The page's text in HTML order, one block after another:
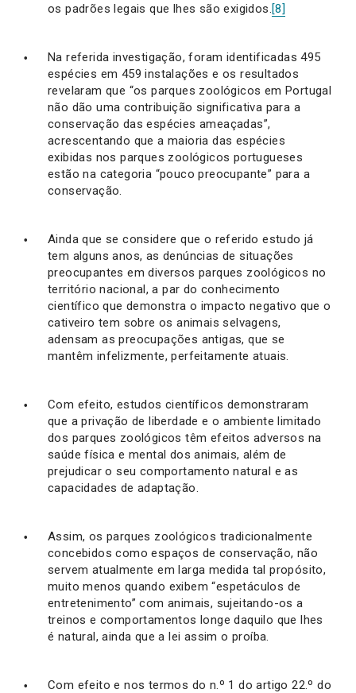
os padrões legais que lhes são exigidos.[8]
Na referida investigação, foram identificadas 495
espécies em 459 instalações e os resultados
revelaram que “os parques zoológicos em Portugal
não dão uma contribuição significativa para a
conservação das espécies ameaçadas”,
acrescentando que a maioria das espécies
exibidas nos parques zoológicos portugueses
estão na categoria “pouco preocupante” para a
conservação.
Ainda que se considere que o referido estudo já
tem alguns anos, as denúncias de situações
preocupantes em diversos parques zoológicos no
território nacional, a par do conhecimento
científico que demonstra o impacto negativo que o
cativeiro tem sobre os animais selvagens,
adensam as preocupações antigas, que se
mantêm infelizmente, perfeitamente atuais.
Com efeito, estudos científicos demonstraram
que a privação de liberdade e o ambiente limitado
dos parques zoológicos têm efeitos adversos na
saúde física e mental dos animais, além de
prejudicar o seu comportamento natural e as
capacidades de adaptação.
Assim, os parques zoológicos tradicionalmente
concebidos como espaços de conservação, não
servem atualmente em larga medida tal propósito,
muito menos quando exibem “espetáculos de
entretenimento” com animais, sujeitando-os a
treinos e comportamentos longe daquilo que lhes
é natural, ainda que a lei assim o proíba.
Com efeito e nos termos do n.º 1 do artigo 22.º do